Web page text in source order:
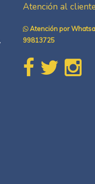
Atención al
Atención por
99813725